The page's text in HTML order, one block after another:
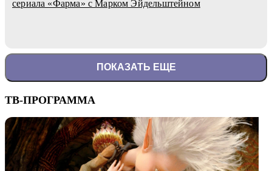
сериала «Фарма» с Марком Эйдельштейном
ПОКАЗАТЬ ЕЩЕ
ТВ-ПРОГРАММА